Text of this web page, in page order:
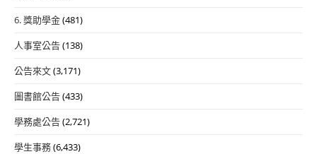
6. 獎助學金(481)
人事室公告(138)
公告來文(3,171)
圖書館公告(433)
學務處公告(2,721)
學生事務(6,433)